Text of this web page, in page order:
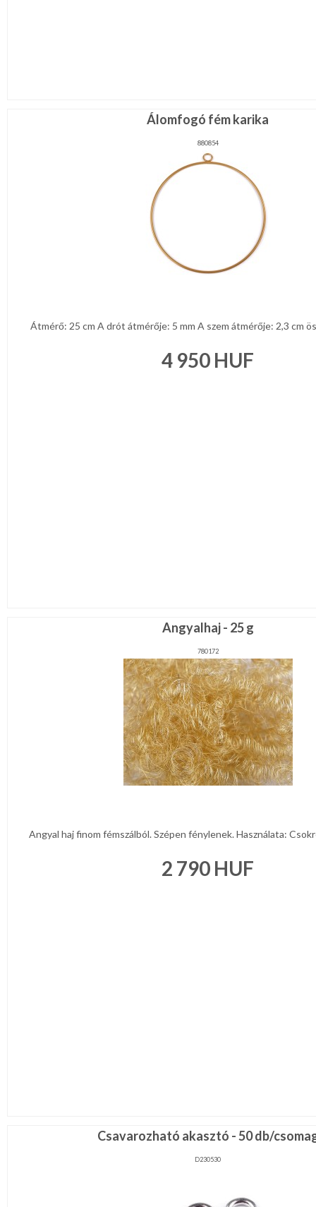
Álomfogó fém karika
880854
Átmérő: 25 cm A drót átmérője: 5 mm A szem átmérője: 2,3 cm
4 950 HUF
Angyalhaj - 25 g
780172
Angyal haj finom fémszálból. Szépen fénylenek. Használata:
2 790 HUF
Csavarozható akasztó - 50 db/
D230530